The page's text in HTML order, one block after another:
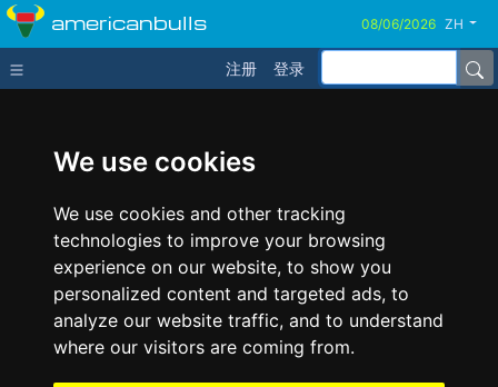
We use cookies
We use cookies and other tracking
technologies to improve your browsing
experience on our website, to show you
personalized content and targeted ads, to
analyze our website traffic, and to understand
where our visitors are coming from.
americanbulls ZH
注册 登录